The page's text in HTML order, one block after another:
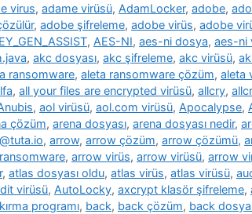
virus, adame virüsü, AdamLocker, adobe,
, adobe şifreleme, adobe virüs, adobe
, AES-NI, aes-ni dosya, aes-ni
, akc dosyası, akc şifreleme, akc virüsü,
ransomware, aleta ransomware çözüm, aleta
, all your files are encrypted virüsü, allcry,
, aol virüsü, aol.com virüsü, Apocalypse,
çözüm, arena dosyası, arena dosyası nedir,
, arrow, arrow çözüm, arrow çözümü,
, arrow virüs, arrow virüsü, arrow
, atlas dosyası oldu, atlas virüs, atlas virüsü,
virüsü, AutoLocky, axcrypt klasör şifreleme,
programı, back, back çözüm, back